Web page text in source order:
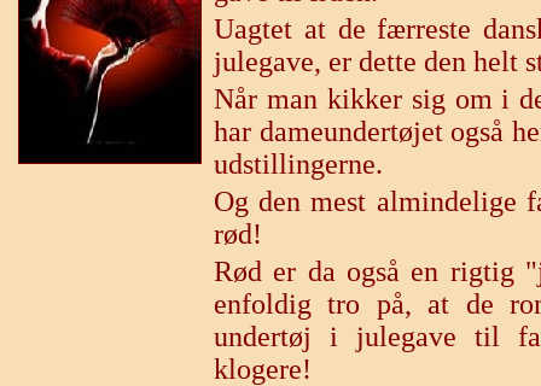
Uagtet at de færreste
julegave, er dette den helt
Når man kikker sig om i
har dameundertøjet også
udstillingerne.
Og den mest almindelige
rød!
Rød er da også en rigtig
enfoldig tro på, at de
undertøj i julegave til
klogere!